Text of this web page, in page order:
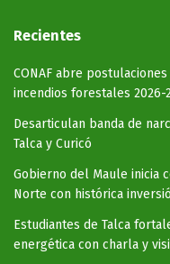
Recientes
CONAF abre
incendios forestales 2026-
Desarticulan banda de
Talca y Curicó
Gobierno del Maule inicia
Norte con histórica
Estudiantes de Talca
energética con charla y